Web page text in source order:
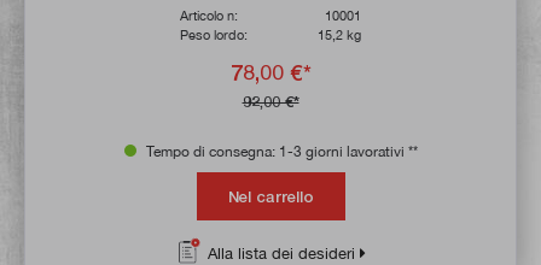
Articolo n:
10001
Peso lordo:
15,2 kg
78,00 €*
92,00 €*
Tempo di consegna: 1-3 giorni lavorativi **
Nel carrello
Alla lista dei desideri